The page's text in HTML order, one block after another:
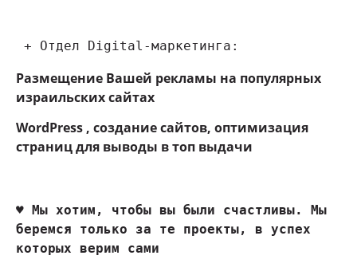
+ Отдел Digital-маркетинга:
Размещение Вашей рекламы на популярных
израильских сайтах
WordPress , создание сайтов, оптимизация
страниц для выводы в топ выдачи
♥ Мы хотим, чтобы вы были счастливы. Мы
беремся только за те проекты, в успех
которых верим сами